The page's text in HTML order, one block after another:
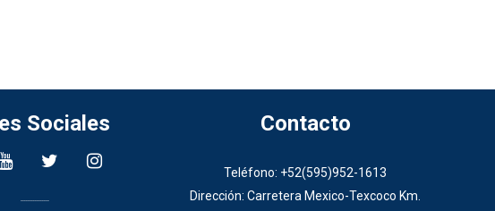
Sociales Contacto
Teléfono: +52(595)952-1613
Dirección: Carretera Mexico-Texcoco Km.